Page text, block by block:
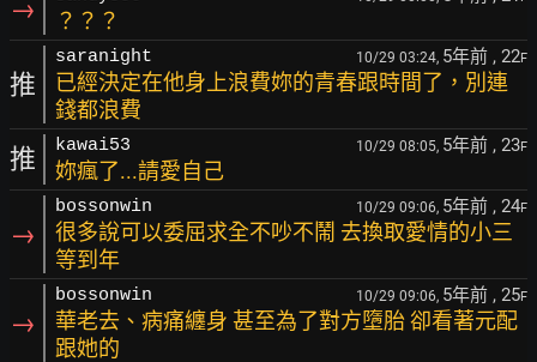
→ ？？？
推
saranight 10/29 03:24, 5年前 , 22F
已經決定在他身上浪費妳的青春跟時間了，別連
錢都浪費
推 kawai53 10/29 08:05, 5年前 , 23F
妳瘋了...請愛自己
→
bossonwin 10/29 09:06, 5年前 , 24F
很多說可以委屈求全不吵不鬧 去換取愛情的小三
等到年
→
bossonwin 10/29 09:06, 5年前 , 25F
華老去、病痛纏身 甚至為了對方墮胎 卻看著元配
跟她的